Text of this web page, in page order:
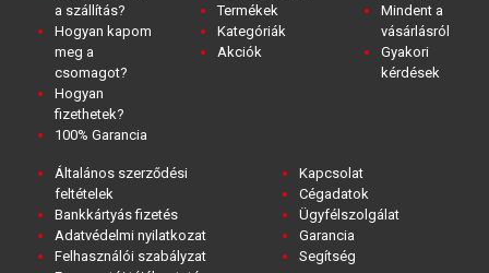
a szállítás?
Hogyan kapom
meg a
csomagot?
Hogyan
fizethetek?
100% Garancia
Termékek
Kategóriák
Akciók
Mindent a
vásárlásról
Gyakori
kérdések
Általános szerződési
feltételek
Bankkártyás fizetés
Adatvédelmi nyilatkozat
Felhasználói szabályzat
Kapcsolat
Cégadatok
Ügyfélszolgálat
Garancia
Segítség